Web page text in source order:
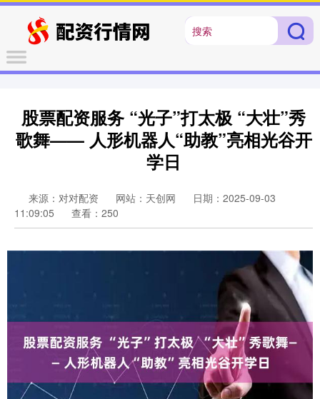
股票配资服务 “光子”打太极 “大壮”秀
歌舞—— 人形机器人“助教”亮相光谷开
学日
来源：对对配资 网站：天创网
日期：2025-09-03
11:09:05
查看：250